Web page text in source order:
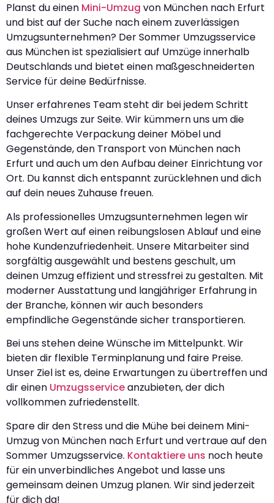
Planst du einen Mini-Umzug von München nach Erfurt
und bist auf der Suche nach einem zuverlässigen
Umzugsunternehmen? Der Sommer Umzugsservice
aus München ist spezialisiert auf Umzüge innerhalb
Deutschlands und bietet einen maßgeschneiderten
Service für deine Bedürfnisse.
Unser erfahrenes Team steht dir bei jedem Schritt
deines Umzugs zur Seite. Wir kümmern uns um die
fachgerechte Verpackung deiner Möbel und
Gegenstände, den Transport von München nach
Erfurt und auch um den Aufbau deiner Einrichtung vor
Ort. Du kannst dich entspannt zurücklehnen und dich
auf dein neues Zuhause freuen.
Als professionelles Umzugsunternehmen legen wir
großen Wert auf einen reibungslosen Ablauf und eine
hohe Kundenzufriedenheit. Unsere Mitarbeiter sind
sorgfältig ausgewählt und bestens geschult, um
deinen Umzug effizient und stressfrei zu gestalten. Mit
moderner Ausstattung und langjähriger Erfahrung in
der Branche, können wir auch besonders
empfindliche Gegenstände sicher transportieren.
Bei uns stehen deine Wünsche im Mittelpunkt. Wir
bieten dir flexible Terminplanung und faire Preise.
Unser Ziel ist es, deine Erwartungen zu übertreffen und
dir einen Umzugsserviceanzubieten, der dich
vollkommen zufriedenstellt.
Spare dir den Stress und die Mühe bei deinem Mini-
Umzug von München nach Erfurt und vertraue auf den
Sommer Umzugsservice. Kontaktiere uns noch heute
für ein unverbindliches Angebot und lasse uns
gemeinsam deinen Umzug planen. Wir sind jederzeit
für dich da!